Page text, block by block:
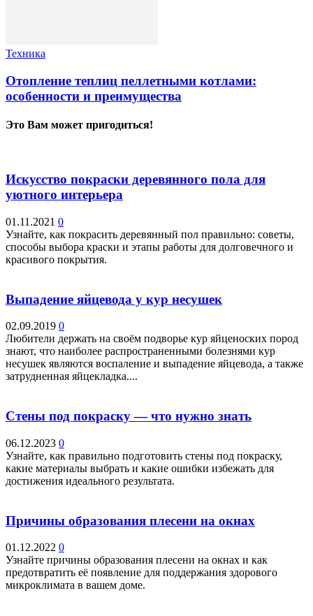
Техника
Отопление теплиц пеллетными котлами:
особенности и преимущества
Это Вам может пригодиться!
Искусство покраски деревянного пола для
уютного интерьера
01.11.2021 0
Узнайте, как покрасить деревянный пол правильно: советы,
способы выбора краски и этапы работы для долговечного и
красивого покрытия.
Выпадение яйцевода у кур несушек
02.09.2019 0
Любители держать на своём подворье кур яйценоских пород
знают, что наиболее распространенными болезнями кур
несушек являются воспаление и выпадение яйцевода, а также
затрудненная яйцекладка....
Стены под покраску — что нужно знать
06.12.2023 0
Узнайте, как правильно подготовить стены под покраску,
какие материалы выбрать и какие ошибки избежать для
достижения идеального результата.
Причины образования плесени на окнах
01.12.2022 0
Узнайте причины образования плесени на окнах и как
предотвратить её появление для поддержания здорового
микроклимата в вашем доме.